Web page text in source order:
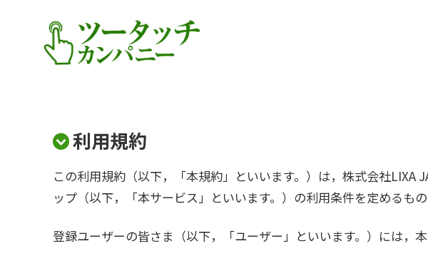
利用規約
この利用規約（以下，「本規約」といいます。）は，株式会社LIXA
ップ（以下，「本サービス」といいます。）の利用条件を定めるもの
登録ユーザーの皆さま（以下，「ユーザー」といいます。）には，